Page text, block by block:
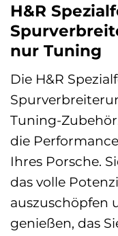
H&R
nur Tuning
Die H&R
Tuning-
die
Ihres Porsche.
das volle
auszuschöpfen
genießen, das